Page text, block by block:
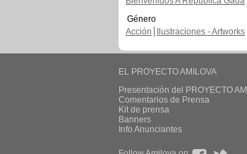
Género
Acción
Ilustraciones - Artworks
EL PROYECTO AMILOVA
Presentación del PROYECTO
Comentarios de Prensa
Kit de prensa
Banners
Info Anunciantes